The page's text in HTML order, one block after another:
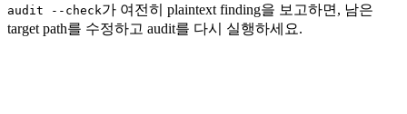
audit --check가 여전히 plaintext finding을 보고하면, 남은
target path를 수정하고 audit를 다시 실행하세요.